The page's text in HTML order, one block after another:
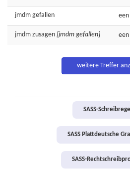
jmdm gefallen een
jmdm zusagen [jmdm gefallen] een
weitere Treffer
SASS-
SASS Plattdeutsche
SASS-